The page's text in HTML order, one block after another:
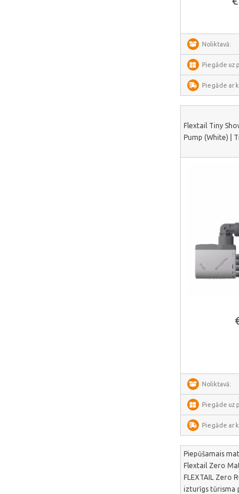
Noliktavā:
Piegāde uz
Piegāde ar
Flextail Tiny
Pump (White) |
Noliktavā:
Piegāde uz
Piegāde ar
Piepūšamais
Flextail Zero
FLEXTAIL Zero
izturīgs tūrisma